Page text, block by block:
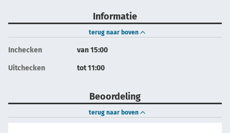
Informatie
terug naar boven
Inchecken van 15:00
Uitchecken tot 11:00
Beoordeling
terug naar boven